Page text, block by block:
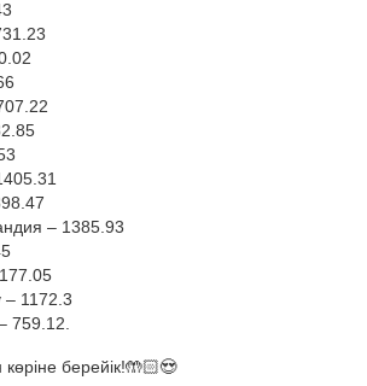
– 1385.93
– 1172.3
759.12.
берейік!🤲🏻😍